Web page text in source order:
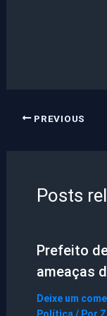
PREVIOUS
Posts
Prefeito
ameaças
Deixe um